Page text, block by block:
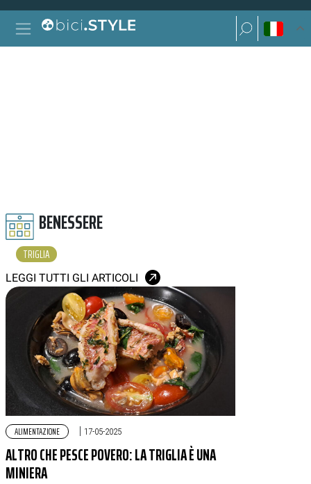
Vai al contenuto
Navigazione principale
Ricerca per:
Ricerca per:
BENESSERE
TRIGLIA
LEGGI TUTTI GLI ARTICOLI
ALIMENTAZIONE | 17-05-2025
ALTRO CHE PESCE POVERO: LA TRIGLIA È UNA
MINIERA